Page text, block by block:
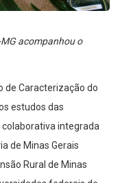
acompanhou o
de Caracterização do
estudos das
integrada
de Minas Gerais
Rural de Minas